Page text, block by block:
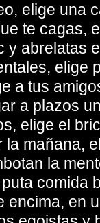
elige una
te cagas,
y abrelatas
elige
a tus
a plazos
elige el
mañana,
la
comida
encima, en